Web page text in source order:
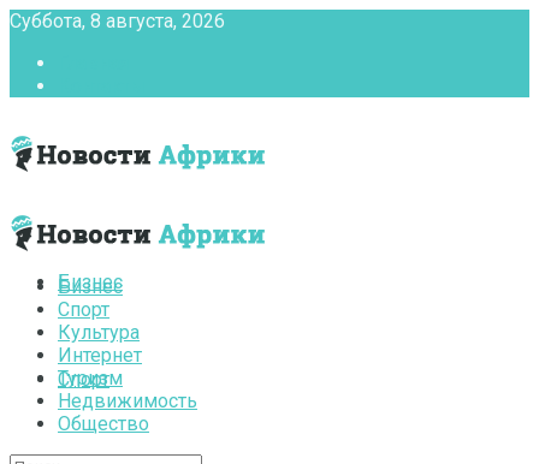
Суббота, 8 августа, 2026
Бизнес
Спорт
Бизнес
Спорт
Культура
Интернет
Туризм
Недвижимость
Общество